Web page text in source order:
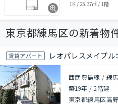
1K / 25.37㎡ / 1階
東京都練馬区の新着物
賃貸アパート レオパレスメイプ
西武豊島線 / 練
築19年 /2階建
東京都練馬区高